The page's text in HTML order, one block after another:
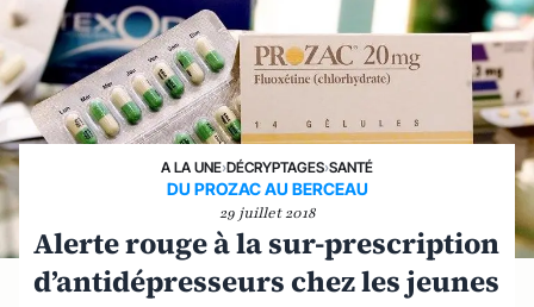
A LA UNE›DÉCRYPTAGES›SANTÉ
DU PROZAC AU BERCEAU
29 juillet 2018
Alerte rouge à la sur-prescription
d’antidépresseurs chez les jeunes